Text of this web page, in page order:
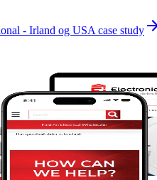
- Irland og USA case study